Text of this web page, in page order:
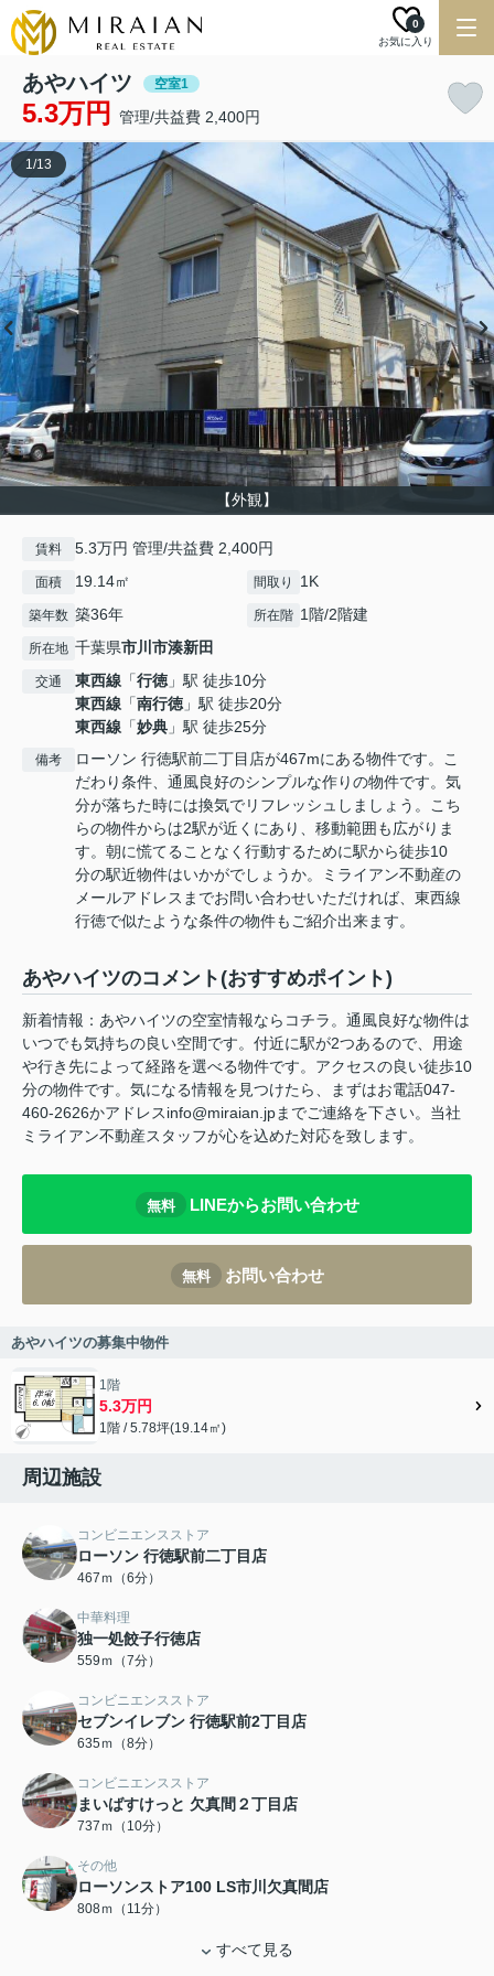
お気に入り
0
あやハイツ 空室1
5.3万円 管理/共益費 2,400円
【外観】
1/13
賃料 5.3万円 管理/共益費 2,400円
面積 19.14㎡ 間取り 1K
築年数 築36年 所在階 1階/2階建
所在地 千葉県市川市湊新田
交通 東西線 「行徳」駅 徒歩10分
東西線 「南行徳」駅 徒歩20分
東西線 「妙典 」駅 徒歩25分
備考
ローソン 行徳駅前二丁目店が467mにある物件です。こ
だわり条件、通風良好のシンプルな作りの物件です。気
分が落ちた時には換気でリフレッシュしましょう。こち
らの物件からは2駅が近くにあり、移動範囲も広がりま
す。朝に慌てることなく行動するために駅から徒歩10
分の駅近物件はいかがでしょうか。ミライアン不動産の
メールアドレスまでお問い合わせいただければ、東西線
行徳で似たような条件の物件もご紹介出来ます。
あやハイツのコメント(おすすめポイント)
新着情報：あやハイツの空室情報ならコチラ。通風良好な物件は
いつでも気持ちの良い空間です。付近に駅が2つあるので、用途
や行き先によって経路を選べる物件です。アクセスの良い徒歩10
分の物件です。気になる情報を見つけたら、まずはお電話047-
460-2626かアドレスinfo@miraian.jpまでご連絡を下さい。当社
ミライアン不動産スタッフが心を込めた対応を致します。
無料 LINEからお問い合わせ
無料 お問い合わせ
あやハイツの募集中物件
1階
5.3万円
1階 / 5.78坪(19.14㎡)
周辺施設
コンビニエンスストア
ローソン 行徳駅前二丁目店
467ｍ（6分）
中華料理
独一処餃子行徳店
559ｍ（7分）
コンビニエンスストア
セブンイレブン 行徳駅前2丁目店
635ｍ（8分）
コンビニエンスストア
まいばすけっと 欠真間２丁目店
737ｍ（10分）
その他
ローソンストア100 LS市川欠真間店
808ｍ（11分）
すべて見る